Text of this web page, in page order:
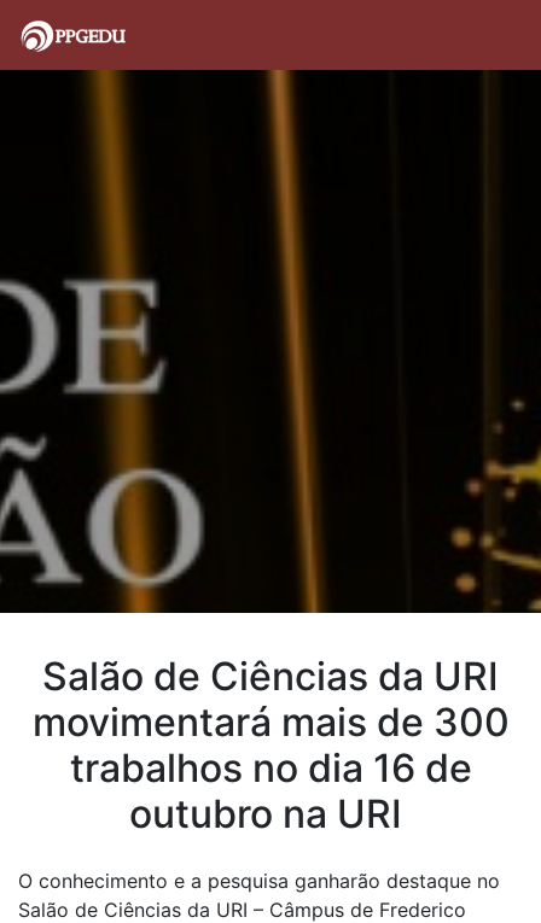
Salão de Ciências da URI
movimentará mais de 300
trabalhos no dia 16 de
outubro na URI
O conhecimento e a pesquisa ganharão destaque no
Salão de Ciências da URI – Câmpus de Frederico